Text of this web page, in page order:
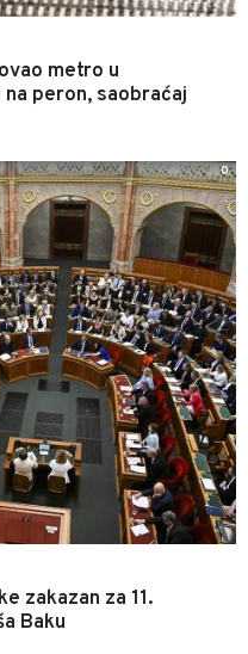
metro u
peron, saobraćaj
zakazan za 11.
Baku
0